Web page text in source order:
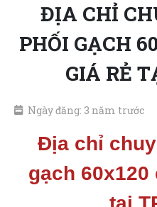
ĐỊA CHỈ
PHỐI GẠCH
GIÁ RẺ
Ngày đăng: 3 năm trước
Địa chỉ
gạch